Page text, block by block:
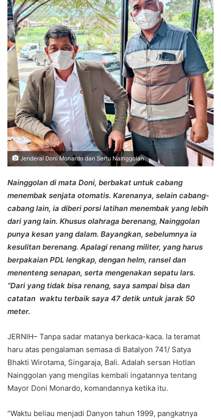
Jenderal Doni Monardo dan Sertu Nainggolan
Nainggolan di mata Doni, berbakat untuk cabang
menembak senjata otomatis. Karenanya, selain cabang-
cabang lain, ia diberi porsi latihan menembak yang lebih
dari yang lain. Khusus olahraga berenang, Nainggolan
punya kesan yang dalam. Bayangkan, sebelumnya ia
kesulitan berenang. Apalagi renang militer, yang harus
berpakaian PDL lengkap, dengan helm, ransel dan
menenteng senapan, serta mengenakan sepatu lars.
“Dari yang tidak bisa renang, saya sampai bisa dan
catatan waktu terbaik saya 47 detik untuk jarak 50
meter.
JERNIH– Tanpa sadar matanya berkaca-kaca. Ia teramat
haru atas pengalaman semasa di Batalyon 741/ Satya
Bhakti Wirotama, Singaraja, Bali. Adalah sersan Hotlan
Nainggolan yang mengilas kembali ingatannya tentang
Mayor Doni Monardo, komandannya ketika itu.
“Waktu beliau menjadi Danyon tahun 1999, pangkatnya